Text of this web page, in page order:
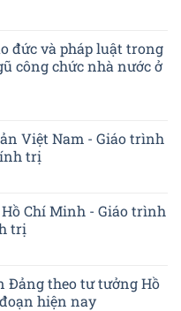
đức và pháp luật trong
công chức nhà nước ở
Việt Nam - Giáo trình
trị
Chí Minh - Giáo trình
trị
Đảng theo tư tưởng Hồ
hiện nay